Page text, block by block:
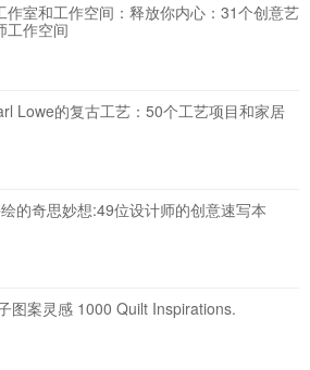
作室和工作空间：释放你内心：31个创意艺
工作空间
Lowe的复古工艺：50个工艺项目和家居
的奇思妙想:49位设计师的创意速写本
图案灵感 1000 Quilt Inspirations.